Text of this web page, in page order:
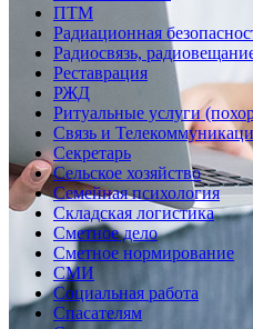
ПТМ
Радиационная
Радиосвязь,
Реставрация
РЖД
Ритуальные услуги
Связь и
Секретарь
Сельское хозяйство
Семейная психология
Складская логистика
Сметное дело
Сметное нормирование
СМИ
Социальная работа
Спасателям